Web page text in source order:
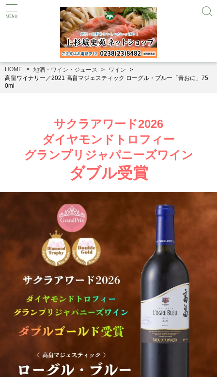
HOME 地酒・ワイン・ジュース
ワイン
高畠ワイナリー／2021 高畠マジェスティック ローグル・ブルー「青おに」75
0ml
サクラアワード2026
ダイヤモンドトロフィー
グランプリジャパニーズワイン
ダブル受賞